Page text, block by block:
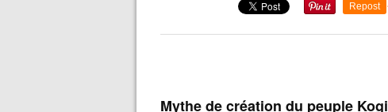
Repost
Mythe de création du peuple Kogi